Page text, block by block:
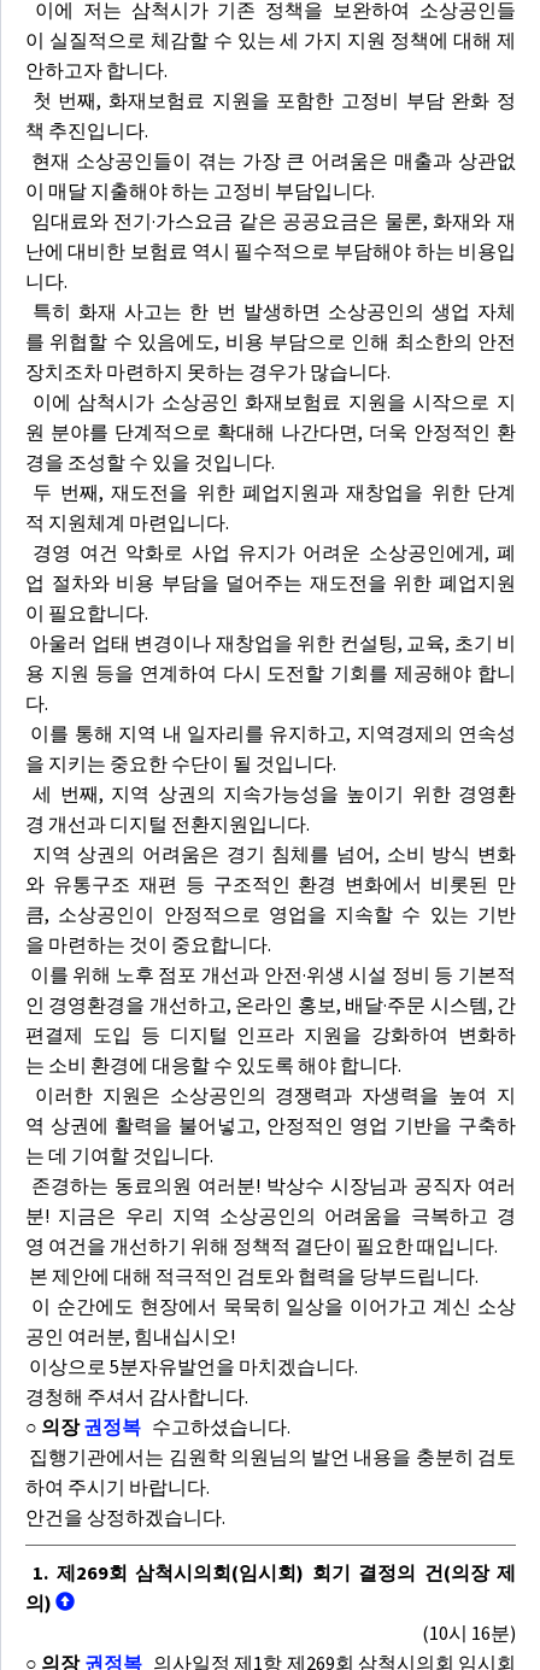
이에 저는 삼척시가 기존 정책을 보완하여 소상공인들
이 실질적으로 체감할 수 있는 세 가지 지원 정책에 대해 제
안하고자 합니다.
첫 번째, 화재보험료 지원을 포함한 고정비 부담 완화 정
책 추진입니다.
현재 소상공인들이 겪는 가장 큰 어려움은 매출과 상관없
이 매달 지출해야 하는 고정비 부담입니다.
임대료와 전기·가스요금 같은 공공요금은 물론, 화재와 재
난에 대비한 보험료 역시 필수적으로 부담해야 하는 비용입
니다.
특히 화재 사고는 한 번 발생하면 소상공인의 생업 자체
를 위협할 수 있음에도, 비용 부담으로 인해 최소한의 안전
장치조차 마련하지 못하는 경우가 많습니다.
이에 삼척시가 소상공인 화재보험료 지원을 시작으로 지
원 분야를 단계적으로 확대해 나간다면, 더욱 안정적인 환
경을 조성할 수 있을 것입니다.
두 번째, 재도전을 위한 폐업지원과 재창업을 위한 단계
적 지원체계 마련입니다.
경영 여건 악화로 사업 유지가 어려운 소상공인에게, 폐
업 절차와 비용 부담을 덜어주는 재도전을 위한 폐업지원
이 필요합니다.
아울러 업태 변경이나 재창업을 위한 컨설팅, 교육, 초기 비
용 지원 등을 연계하여 다시 도전할 기회를 제공해야 합니
다.
이를 통해 지역 내 일자리를 유지하고, 지역경제의 연속성
을 지키는 중요한 수단이 될 것입니다.
세 번째, 지역 상권의 지속가능성을 높이기 위한 경영환
경 개선과 디지털 전환지원입니다.
지역 상권의 어려움은 경기 침체를 넘어, 소비 방식 변화
와 유통구조 재편 등 구조적인 환경 변화에서 비롯된 만
큼, 소상공인이 안정적으로 영업을 지속할 수 있는 기반
을 마련하는 것이 중요합니다.
이를 위해 노후 점포 개선과 안전·위생 시설 정비 등 기본적
인 경영환경을 개선하고, 온라인 홍보, 배달·주문 시스템, 간
편결제 도입 등 디지털 인프라 지원을 강화하여 변화하
는 소비 환경에 대응할 수 있도록 해야 합니다.
이러한 지원은 소상공인의 경쟁력과 자생력을 높여 지
역 상권에 활력을 불어넣고, 안정적인 영업 기반을 구축하
는 데 기여할 것입니다.
존경하는 동료의원 여러분! 박상수 시장님과 공직자 여러
분! 지금은 우리 지역 소상공인의 어려움을 극복하고 경
영 여건을 개선하기 위해 정책적 결단이 필요한 때입니다.
본 제안에 대해 적극적인 검토와 협력을 당부드립니다.
이 순간에도 현장에서 묵묵히 일상을 이어가고 계신 소상
공인 여러분, 힘내십시오!
이상으로 5분자유발언을 마치겠습니다.
경청해 주셔서 감사합니다.
○ 의장권정복 수고하셨습니다.
집행기관에서는 김원학 의원님의 발언 내용을 충분히 검토
하여 주시기 바랍니다.
안건을 상정하겠습니다.
1. 제269회 삼척시의회(임시회) 회기 결정의 건(의장 제
의)
(10시 16분)
○ 의장 권정복의사일정 제1항 제269회 삼척시의회 임시회